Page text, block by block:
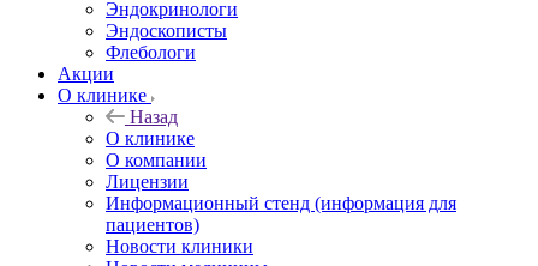
Эндокринологи
Эндоскописты
Флебологи
Акции
О клинике
Назад
О клинике
О компании
Лицензии
Информационный стенд (информация для
пациентов)
Новости клиники